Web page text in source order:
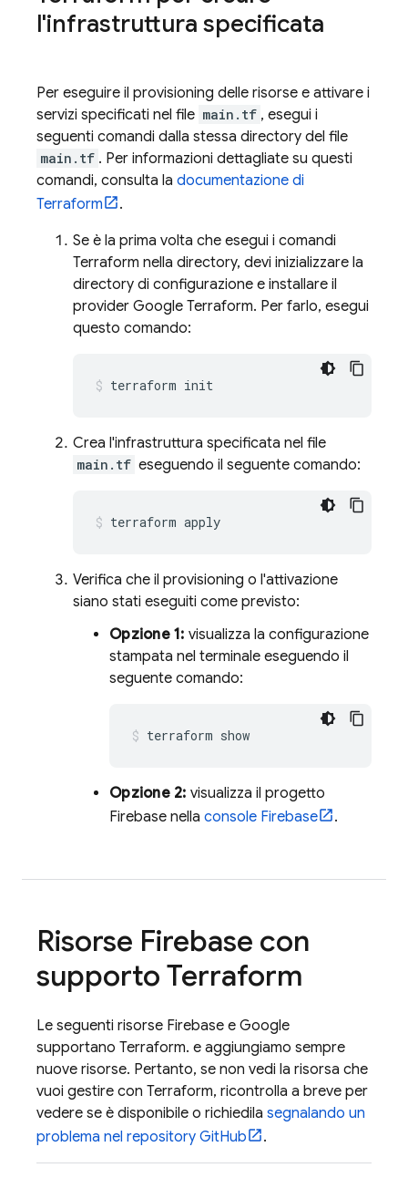
l'infrastruttura specificata
Per eseguire il provisioning delle risorse e attivare i
servizi specificati nel file main.tf , esegui i
seguenti comandi dalla stessa directory del file
main.tf . Per informazioni dettagliate su questi
comandi, consulta la documentazione di
Terraform
.
Se è la prima volta che esegui i comandi
Terraform nella directory, devi inizializzare la
directory di configurazione e installare il
provider Google Terraform. Per farlo, esegui
questo comando:
terraform init
Crea l'infrastruttura specificata nel file
main.tf eseguendo il seguente comando:
terraform apply
Verifica che il provisioning o l'attivazione
siano stati eseguiti come previsto:
Opzione 1: visualizza la configurazione
stampata nel terminale eseguendo il
seguente comando:
terraform show
Opzione 2: visualizza il progetto
Firebase nella console Firebase .
Risorse Firebase con
supporto Terraform
Le seguenti risorse Firebase e Google
supportano Terraform. e aggiungiamo sempre
nuove risorse. Pertanto, se non vedi la risorsa che
vuoi gestire con Terraform, ricontrolla a breve per
vedere se è disponibile o richiedila segnalando un
problema nel repository GitHub
.